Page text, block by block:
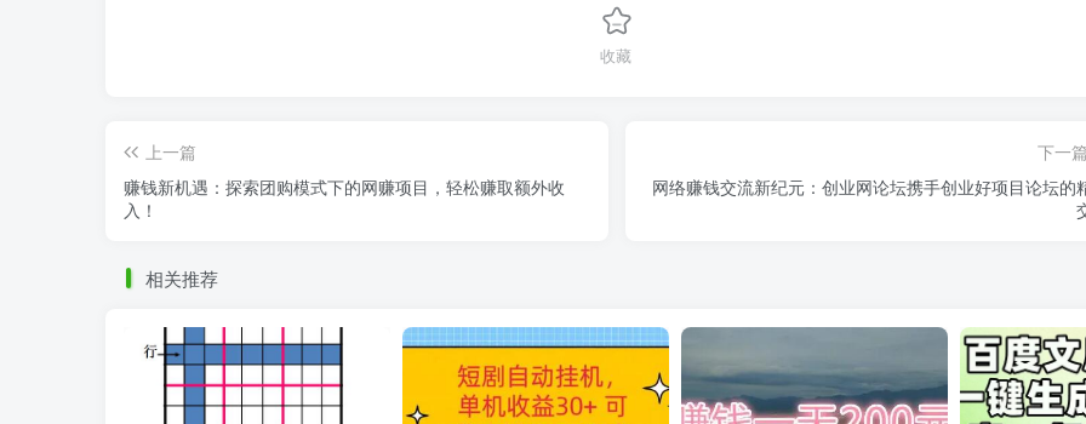
收藏
上一篇
赚钱新机遇：探索团购模式下的网赚项目，轻松赚取额外收
入！
下一篇
网络赚钱交流新纪元：创业网论坛携手创业好项目论坛的
相关推荐